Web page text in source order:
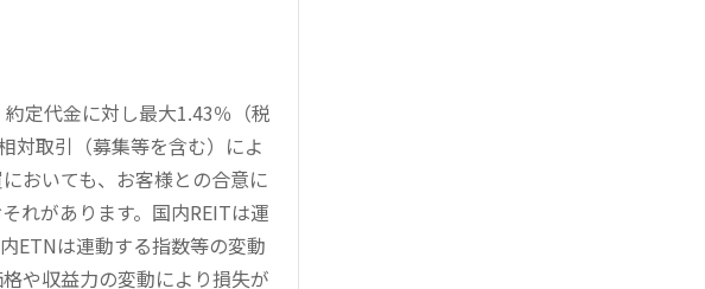
定代金に対し最大1.43％（税
対取引（募集等を含む）によ
おいても、お客様との合意に
れがあります。国内REITは運
ETNは連動する指数等の変動
や収益力の変動により損失が